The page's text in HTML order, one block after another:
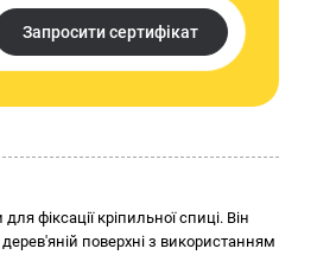
Запросити сертифікат
фіксації кріпильної спиці. Він
поверхні з використанням